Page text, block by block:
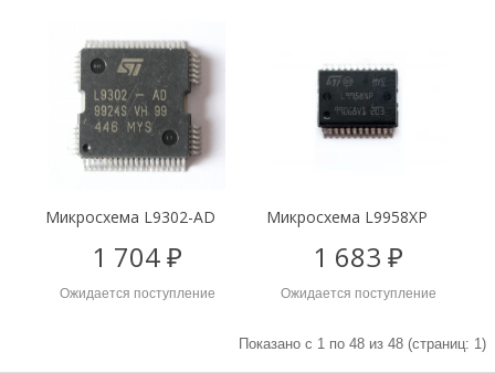
Микросхема L9302-AD
1 704 ₽
Ожидается поступление
Микросхема L9958XP
1 683 ₽
Ожидается поступление
Показано с 1 по 48 из 48 (страниц: 1)